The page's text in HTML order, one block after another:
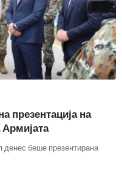
презентација на
денес беше презентирана